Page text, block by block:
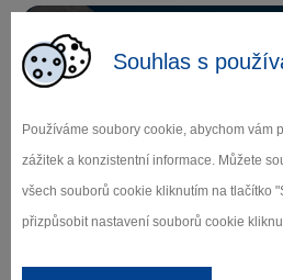
Souhlas s
Používáme soubory cookie, abychom vám
zážitek a konzistentní informace. Můžete
všech souborů cookie kliknutím na tlačítko
přizpůsobit nastavení souborů cookie
Zamilujte si
Přihlaste se k odběru
o